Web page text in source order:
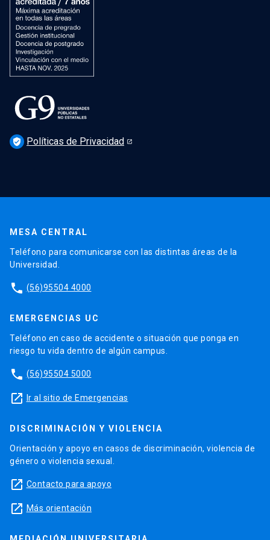
verified_user Políticas de Privacidad
MESA CENTRAL
Teléfono para comunicarse con las distintas áreas de la
Universidad.
phone (56)95504 4000
EMERGENCIAS UC
Teléfono en caso de accidente o situación que ponga en
riesgo tu vida dentro de algún campus.
phone (56)95504 5000
launch Ir al sitio de Emergencias
DISCRIMINACIÓN Y VIOLENCIA
Orientación y apoyo en casos de discriminación, violencia de
género o violencia sexual.
launch Contacto para apoyo
launch Más orientación